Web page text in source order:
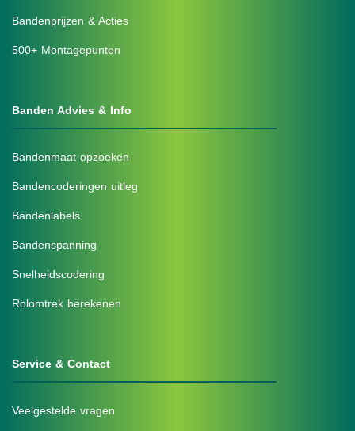
Bandenprijzen & Acties
500+ Montagepunten
Banden Advies & Info
Bandenmaat opzoeken
Bandencoderingen uitleg
Bandenlabels
Bandenspanning
Snelheidscodering
Rolomtrek berekenen
Service & Contact
Veelgestelde vragen